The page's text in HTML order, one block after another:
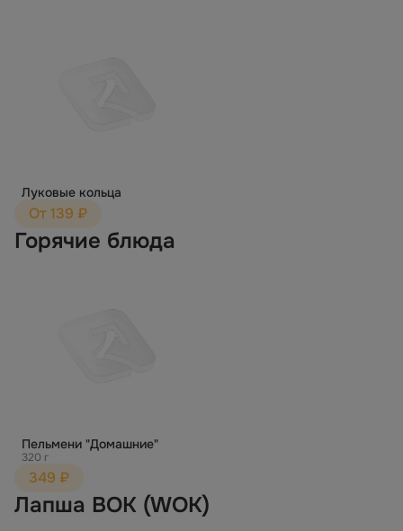
Луковые кольца
От 139 ₽
Горячие блюда
Пельмени "Домашние"
320 г
349 ₽
Лапша ВОК (WOK)